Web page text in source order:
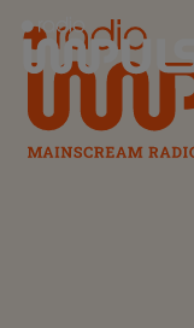
Radio Impuls